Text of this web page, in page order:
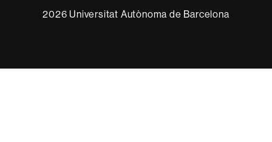
2026 Universitat Autònoma de Barcelona